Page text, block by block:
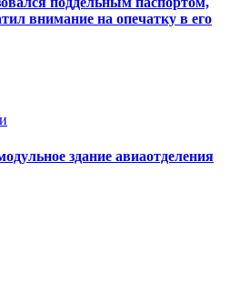
внимание на опечатку в его
здание авиаотделения